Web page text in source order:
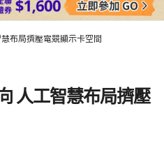
布局擠壓電競顯示卡空間
人工智慧布局擠壓